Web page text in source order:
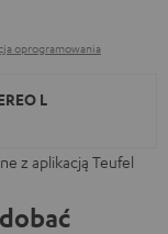
oprogramowania
L
z aplikacją Teufel